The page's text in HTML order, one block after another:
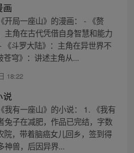
开局一座山》的漫画： - 《赘
主角在古代凭借自身智慧和能力
《斗罗大陆》：主角在异世界不
穹》：讲述主角从...
18:22
说
我有一座山》的小说： 1. 《我有
兔子在减肥，作品已完结，字数
，带着脑癌女儿回乡，签到得
神兽，后因异界...